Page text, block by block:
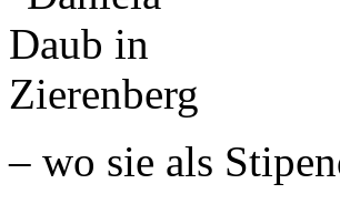
– wo sie als